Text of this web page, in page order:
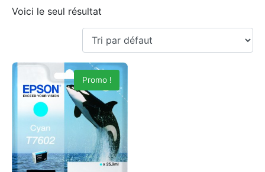
Voici le seul résultat
Promo !